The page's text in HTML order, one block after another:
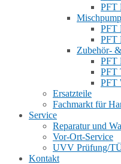
PFT
PFT
PFT
Zubehör-
PFT
PFT
PFT
Ersatzteile
Fachmarkt für
Service
Reparatur und
Vor-Ort-Service
UVV Prüfung/
Kontakt